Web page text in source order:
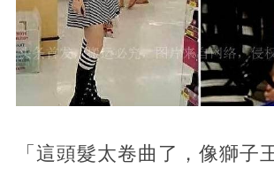
「這頭髮太卷曲了，像獅子